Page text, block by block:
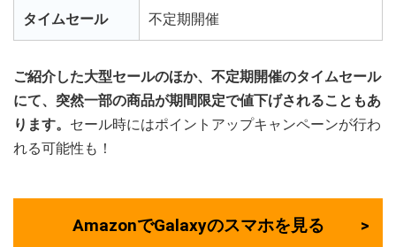
タイムセール 不定期開催
ご紹介した大型セールのほか、不定期開催のタイムセール
にて、突然一部の商品が期間限定で値下げされることもあ
ります。 セール時にはポイントアップキャンペーンが行わ
れる可能性も！
AmazonでGalaxyのスマホを見る